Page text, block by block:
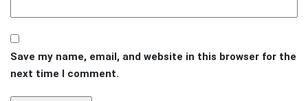
Save my name, email, and website in this browser for the
next time I comment.